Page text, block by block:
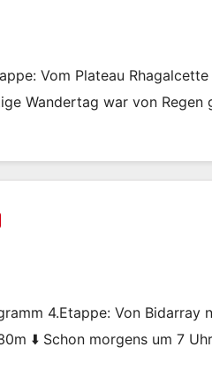
Vom Plateau
Wandertag war von Regen
4.Etappe: Von Bidarray
⬇️ Schon morgens um 7